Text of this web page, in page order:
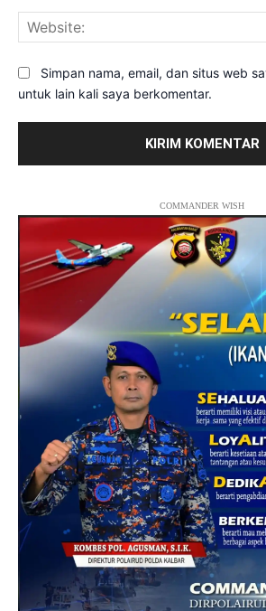
Simpan nama, email, dan situs web
untuk lain kali saya berkomentar.
COMMANDER WISH